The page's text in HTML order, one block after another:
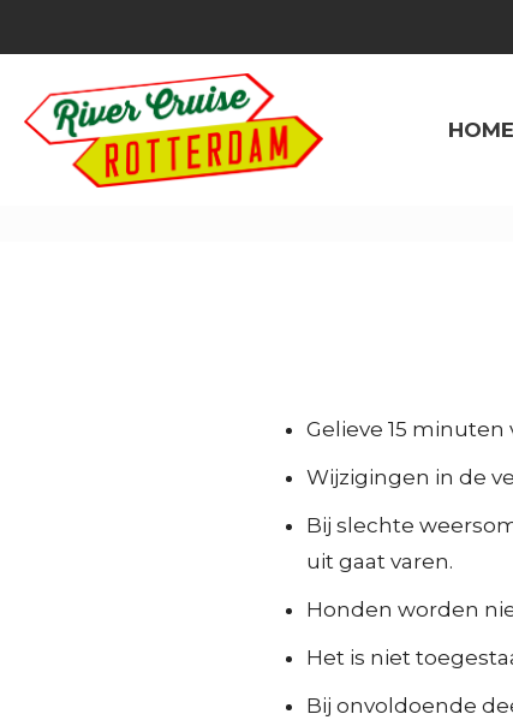
HOME
Gelieve 15 minuten
Wijzigingen in de
Bij slechte
uit gaat varen.
Honden worden
Het is niet
Bij onvoldoende